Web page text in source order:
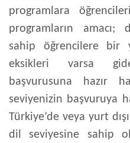
programlara
programların amacı;
sahip öğrencilere bir
eksikleri varsa
başvurusuna hazır
seviyenizin başvuruya
Türkiye’de veya yurt
dil seviyesine sahip